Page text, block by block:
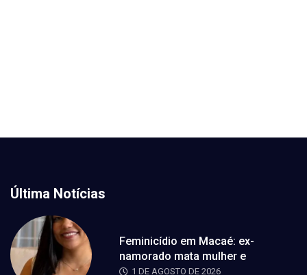
Última Notícias
Feminicídio em Macaé: ex-
namorado mata mulher e
1 DE AGOSTO DE 2026